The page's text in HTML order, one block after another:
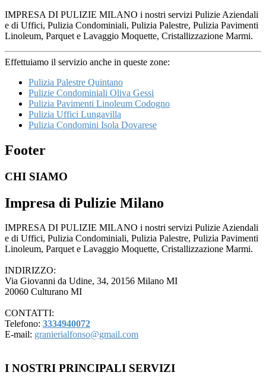
IMPRESA DI PULIZIE MILANO i nostri servizi Pulizie Aziendali
e di Uffici, Pulizia Condominiali, Pulizia Palestre, Pulizia Pavimenti
Linoleum, Parquet e Lavaggio Moquette, Cristallizzazione Marmi.
Effettuiamo il servizio anche in queste zone:
Pulizia Palestre Quintano
Pulizie Condominiali Oliva Gessi
Pulizia Pavimenti Linoleum Codogno
Pulizia Uffici Lungavilla
Pulizia Condomini Isola Dovarese
Footer
CHI SIAMO
Impresa di Pulizie Milano
IMPRESA DI PULIZIE MILANO i nostri servizi Pulizie Aziendali
e di Uffici, Pulizia Condominiali, Pulizia Palestre, Pulizia Pavimenti
Linoleum, Parquet e Lavaggio Moquette, Cristallizzazione Marmi.
INDIRIZZO:
Via Giovanni da Udine, 34, 20156 Milano MI
20060 Culturano MI
CONTATTI:
Telefono: 3334940072
E-mail: granierialfonso@gmail.com
I NOSTRI PRINCIPALI SERVIZI